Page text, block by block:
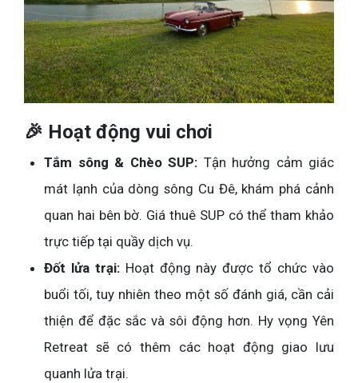
🎉 Hoạt động vui chơi
Tắm sông & Chèo SUP: Tận hưởng cảm giác
mát lạnh của dòng sông Cu Đê, khám phá cảnh
quan hai bên bờ. Giá thuê SUP có thể tham khảo
trực tiếp tại quầy dịch vụ.
Đốt lửa trại:Hoạt động này được tổ chức vào
buổi tối, tuy nhiên theo một số đánh giá, cần cải
thiện để đặc sắc và sôi động hơn. Hy vọng Yên
Retreat sẽ có thêm các hoạt động giao lưu
quanh lửa trại.